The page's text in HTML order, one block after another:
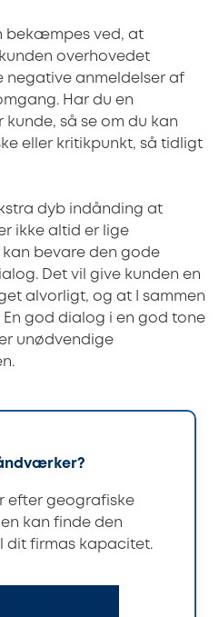
bekæmpes ved, at
overhovedet
negative anmeldelser af
Har du en
så se om du kan
eller kritikpunkt, så tidligt
dyb indånding at
ikke altid er lige
bevare den gode
Det vil give kunden en
alvorligt, og at I sammen
god dialog i en god tone
unødvendige
efter geografiske
kan finde den
dit firmas kapacitet.